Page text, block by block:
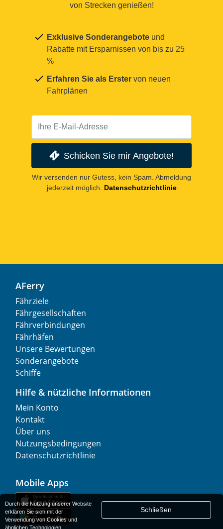
von Strecken genießen!
Exklusive Sonderangebote und
Rabatte mit Ersparnissen von bis zu 25
%
Erfahren Sie als Erster von neuen
Fahrplänen
Schicken Sie mir Angebote!
Wir versenden nur Gutess, kein Spam. Abmeldung
jederzeit möglich. Datenschutzrichtlinie
AFerry
Fährziele
Fährgesellschaften
Fährverbindungen
Fährhäfen
Unsere Bewertungen
Sonderangebote
Schiffe
Hilfe & nützliche Informationen
Mein Konto
Kontakt
Über uns
Nutzungsbedingungen
Datenschutzrichtlinie
Mobile Apps
Durch die Nutzung unserer Website
erklären Sie sich mit der
Verwendung von Cookies und
ähnlichen Technologien
Schließen